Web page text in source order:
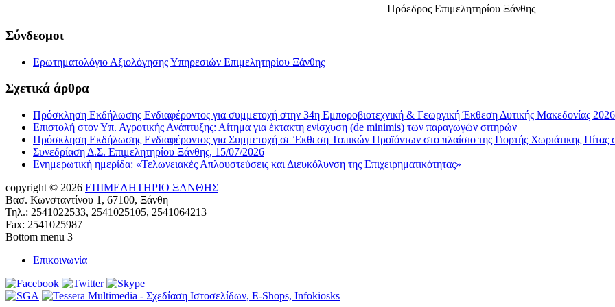
Πρόεδρος Επιμελητηρίου Ξάνθης
Σύνδεσμοι
Ερωτηματολόγιο Αξιολόγησης Υπηρεσιών Επιμελητηρίου Ξάνθης
Σχετικά άρθρα
Πρόσκληση Εκδήλωσης Ενδιαφέροντος για συμμετοχή στην 34η Εμποροβιοτεχνική & Γεωργική Έκθεση Δυτικής Μακεδονίας 2026
Επιστολή στον Υπ. Αγροτικής Ανάπτυξης: Αίτημα για έκτακτη ενίσχυση (de minimis) των παραγωγών σιτηρών
Πρόσκληση Εκδήλωσης Ενδιαφέροντος για Συμμετοχή σε Έκθεση Τοπικών Προϊόντων στο πλαίσιο της Γιορτής Χωριάτικης Πίτας
Συνεδρίαση Δ.Σ. Επιμελητηρίου Ξάνθης, 15/07/2026
Ενημερωτική ημερίδα: «Τελωνειακές Απλουστεύσεις και Διευκόλυνση της Επιχειρηματικότητας»
copyright © 2026 ΕΠΙΜΕΛΗΤΗΡΙΟ ΞΑΝΘΗΣ
Βασ. Κωνσταντίνου 1, 67100, Ξάνθη
Τηλ.: 2541022533, 2541025105, 2541064213
Fax: 2541025987
Bottom menu 3
Επικοινωνία